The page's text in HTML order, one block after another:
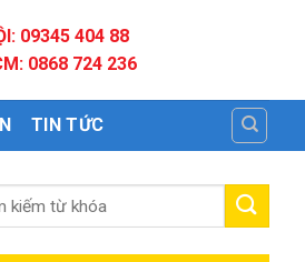
09345 404 88
0868 724 236
TIN TỨC